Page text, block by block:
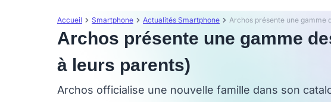
Accueil Smartphone Actualités Smartphone
Archos présente une gamme
à leurs parents)
Archos officialise une nouvelle famille dans son